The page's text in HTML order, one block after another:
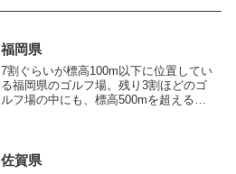
福岡県
7割ぐらいが標高100m以下に位置してい
る福岡県のゴルフ場。残り3割ほどのゴ
ルフ場の中にも、標高500mを超えるよ
スと河川敷コースは...
佐賀県